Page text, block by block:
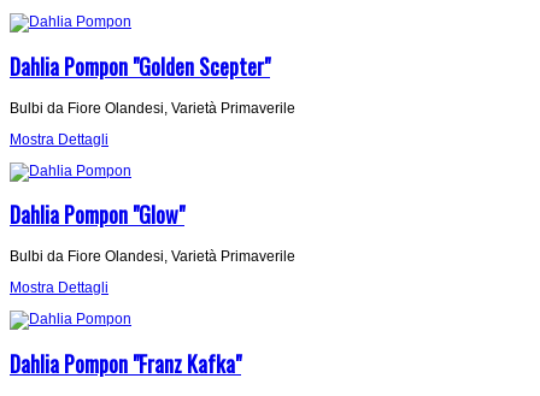
Dahlia Pompon "Golden Scepter"
Bulbi da Fiore Olandesi, Varietà Primaverile
Mostra Dettagli
Dahlia Pompon "Glow"
Bulbi da Fiore Olandesi, Varietà Primaverile
Mostra Dettagli
Dahlia Pompon "Franz Kafka"